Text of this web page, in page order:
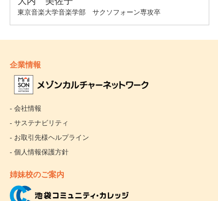
企業情報
- 会社情報
- サステナビリティ
- お取引先様ヘルプライン
- 個人情報保護方針
姉妹校のご案内